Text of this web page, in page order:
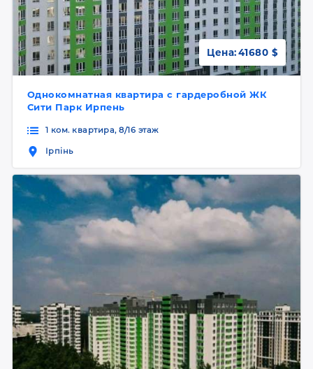
Однокомнатная квартира с гардеробной ЖК
Сити Парк Ирпень
Цена:41680 $
1 ком. квартира, 8/16 этаж
Ірпінь